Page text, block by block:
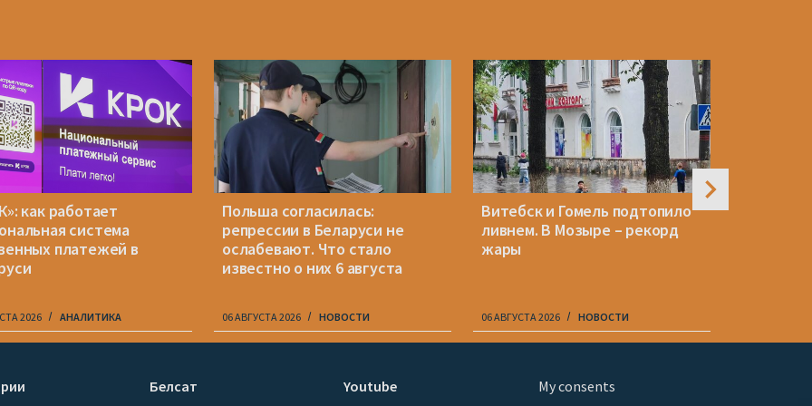
как работает
система
платежей в
2026 АНАЛИТИКА
Польша согласилась:
репрессии в Беларуси не
ослабевают. Что стало
известно о них 6 августа
06 АВГУСТА 2026 НОВОСТИ
Витебск и Гомель подтопило
ливнем. В Мозыре – рекорд
жары
06 АВГУСТА 2026 НОВОСТИ
Белсат Youtube My consents